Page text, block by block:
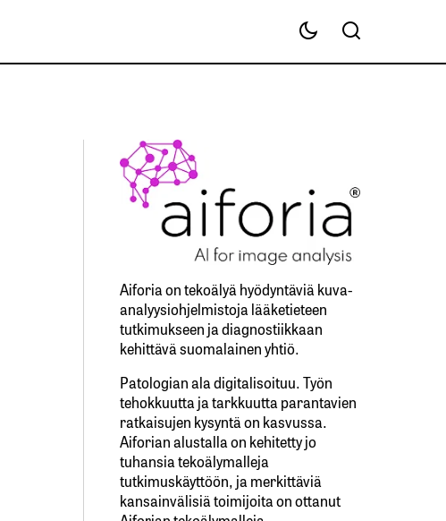
Aiforia on tekoälyä hyödyntäviä kuva-
analyysiohjelmistoja lääketieteen
tutkimukseen ja diagnostiikkaan
kehittävä suomalainen yhtiö.
Patologian ala digitalisoituu. Työn
tehokkuutta ja tarkkuutta parantavien
ratkaisujen kysyntä on kasvussa.
Aiforian alustalla on kehitetty jo
tuhansia tekoälymalleja
tutkimuskäyttöön, ja merkittäviä
kansainvälisiä toimijoita on ottanut